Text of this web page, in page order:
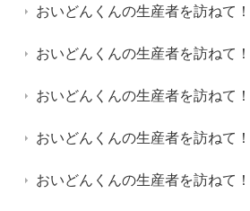
おいどんくんの生産者を訪ねて
おいどんくんの生産者を訪ねて！
おいどんくんの生産者を訪ねて
おいどんくんの生産者を訪ねて！
おいどんくんの生産者を訪ねて